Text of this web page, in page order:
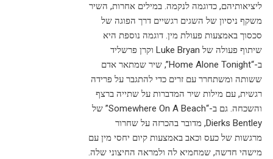
ליציאותיהם, כדוגמה לנקמה. במילים אחרות, השיר
משקף ניסיון של השגים רגשיים דרך הפוגה של
סכסוך באמצעות פעולת מין. דוגמה נוספת היא
שיתוף פעולה של Luke Bryan וקרן פרשליד
ב-“Home Alone Tonight”, שיר שמתאר אדם
ששותה ומשתחרר עם זרים כדי להתגבר על פרידה
רגשית, עם מילות שיר המדברות על שתייה ברצף
והשכחה. גם ב-“Somewhere On A Beach” של
Dierks Bentley, מדובר בהכרזה על שחרור
מרגשות של כעס וכאב באמצעות קיום יחסי מין עם
מישהי חדשה, שמחמיא לה ולמראה החיצוני שלה.